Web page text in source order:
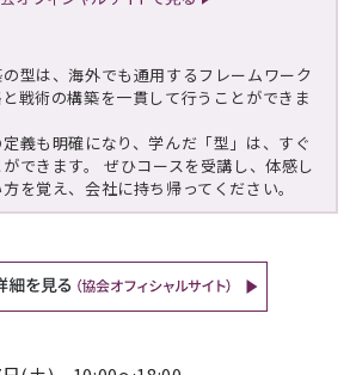
型は、海外でも通用するフレームワーク
戦術の構築を一貫して行うことができま
義も明確になり、学んだ「型」は、すぐ
できます。 ぜひコースを受講し、体感し
を覚え、会社に持ち帰ってください。